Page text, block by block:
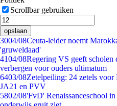
Scrollbar gebruiken
opslaan
3004/08Ceuta-leider noemt
'gruweldaad'
4104/08Regering VS geeft scholen
verbergen voor ouders ultimatum
6403/08Zetelpeiling: 24 zetels
JA21 en PVV
5802/08'FvD' Renaissanceschool